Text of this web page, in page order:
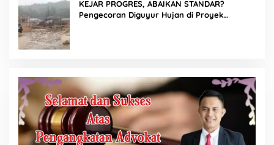
KEJAR PROGRES, ABAIKAN STANDAR?
Pengecoran Diguyur Hujan di Proyek